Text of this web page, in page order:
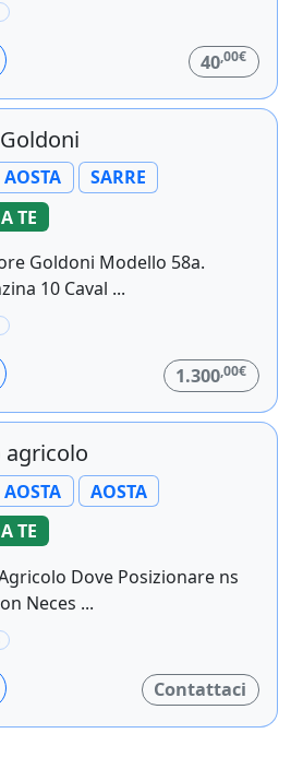
40,00€
AOSTA
SARRE
TE
Goldoni Modello 58a.
10 Caval ...
1.300,00€
agricolo
AOSTA
AOSTA
TE
Dove Posizionare ns
Neces ...
Contattaci